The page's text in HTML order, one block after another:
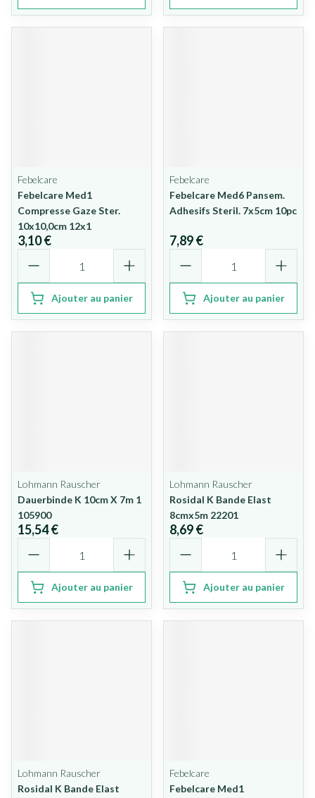
Febelcare
Febelcare Med1
Compresse Gaze Ster.
10x10,0cm 12x1
3,10 €
Ajouter au panier
Febelcare
Febelcare Med6 Pansem.
Adhesifs Steril. 7x5cm 10pc
7,89 €
Ajouter au panier
Lohmann Rauscher
Dauerbinde K 10cm X 7m 1
105900
15,54 €
Ajouter au panier
Lohmann Rauscher
Rosidal K Bande Elast
8cmx5m 22201
8,69 €
Ajouter au panier
Lohmann Rauscher
Rosidal K Bande Elast
Febelcare
Febelcare Med1